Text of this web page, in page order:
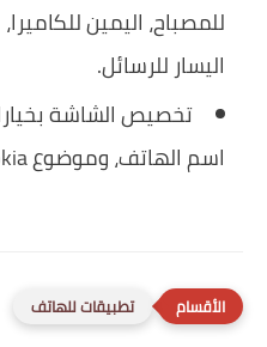
للمصباح، اليمين
اليسار للرسائل.
تخصيص الشاشة
اسم الهاتف، وموضوع Nokia لنظام Android.
تطبيقات للهاتف